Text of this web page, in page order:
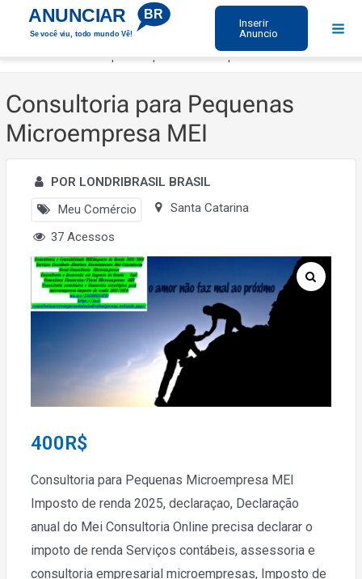
ANUNCIAR BR
Se você viu, todo mundo Vê!
Inserir
Anuncio
Consultoria para Pequenas
Microempresa MEI
POR LONDRIBRASIL BRASIL
Meu Comércio
Santa Catarina
37 Acessos
400R$
Consultoria para Pequenas Microempresa MEI
Imposto de renda 2025, declaraçao, Declaração
anual do Mei Consultoria Online precisa declarar o
impoto de renda Serviços contábeis, assessoria e
consultoria empresarial microempresas, Imposto de